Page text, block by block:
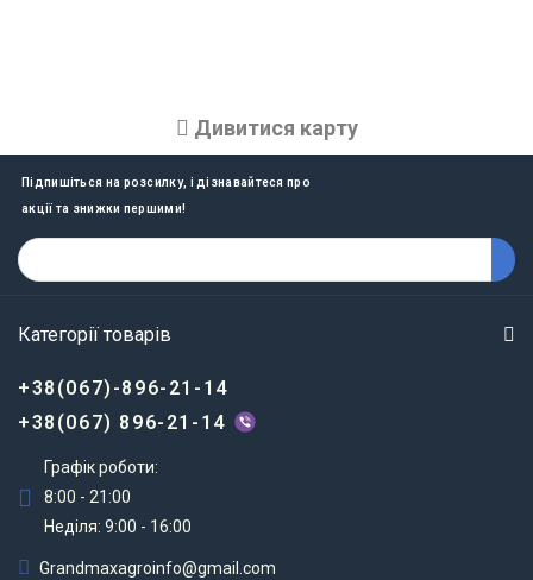
наділений гідравлічними механізмами, що дає
змогу керувати робочими елементами
(вантажозахоплювальними пристроями) з легкістю і
Найчастіше КУН на МТЗ може виконувати
безліч завдань, а саме:
Навантаження і вивантаження сіна, соломи,
Перевезення і складування тюків сіна або
Дивитися карту
Підпишіться на розсилку, і дізнавайтеся про
акції та знижки першими!
Категорії товарів
+38(067)-896-21-14
+38(067) 896-21-14
Графік роботи:
8:00 - 21:00
Неділя: 9:00 - 16:00
Grandmaxagroinfo@gmail.com